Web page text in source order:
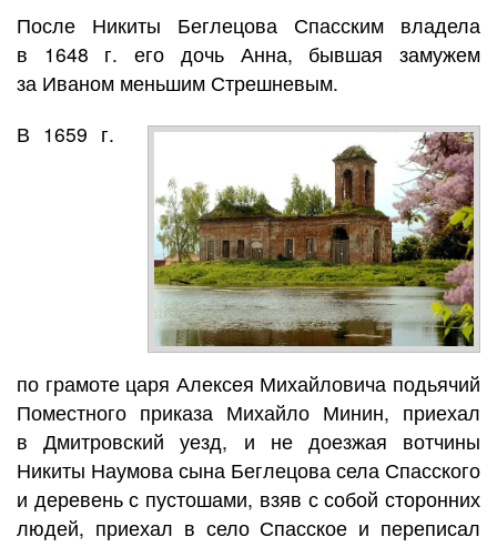
После Никиты Беглецова Спасским владела
в 1648 г. его дочь Анна, бывшая замужем
за Иваном меньшим Стрешневым.
В 1659 г.
по грамоте царя Алексея Михайловича подьячий
Поместного приказа Михайло Минин, приехал
в Дмитровский уезд, и не доезжая вотчины
Никиты Наумова сына Беглецова села Спасского
и деревень с пустошами, взяв с собой сторонних
людей, приехал в село Спасское и переписал